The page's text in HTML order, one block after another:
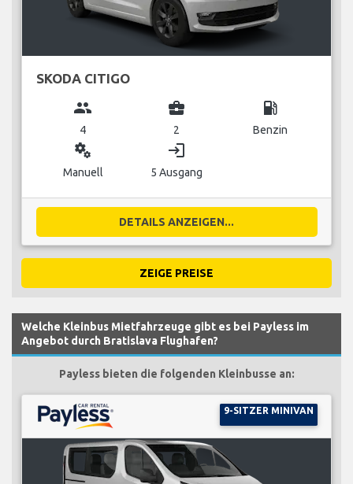
SKODA CITIGO
group
4
business_center
2
local_gas_station
Benzin
miscellaneous_services
Manuell
login
5 Ausgang
DETAILS ANZEIGEN...
ZEIGE PREISE
Welche Kleinbus Mietfahrzeuge gibt es bei Payless im
Angebot durch Bratislava Flughafen?
Payless bieten die folgenden Kleinbusse an:
9-SITZER MINIVAN